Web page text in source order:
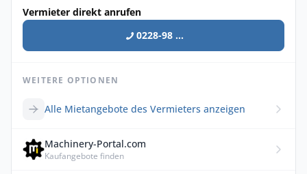
Vermieter direkt anrufen
0228-98 ...
WEITERE OPTIONEN
Alle Mietangebote des Vermieters anzeigen
Machinery-Portal.com
Kaufangebote finden